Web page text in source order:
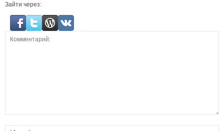
Зайти через: